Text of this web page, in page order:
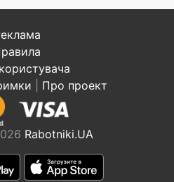
Про проект
Rabotniki.UA